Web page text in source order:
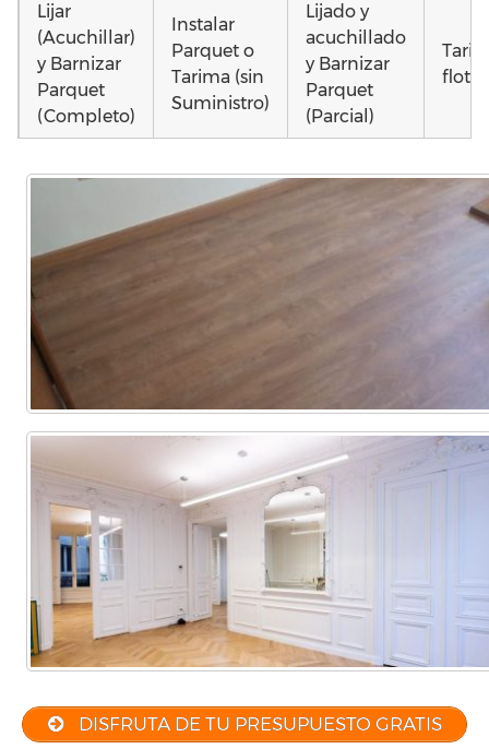
Lijar
(Acuchillar)
y Barnizar
Parquet
(Completo)
Instalar
Parquet o
Tarima (sin
Suministro)
Lijado y
acuchillado
y Barnizar
Parquet
(Parcial)
parquet o
Local
Comercial
parquet o
Tarima
Vivienda
parquet o
(Parcial)
DISFRUTA DE TU PRESUPUESTO GRATIS